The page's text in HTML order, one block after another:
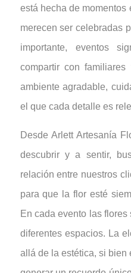
está hecha de
merecen ser celebradas
importante, eventos
compartir con
ambiente agradable,
el que cada detalle es
Desde Arlett Artesanía
descubrir y a sentir,
relación entre nuestros
para que la flor esté
En cada evento las
diferentes espacios. La
allá de la estética, si bien